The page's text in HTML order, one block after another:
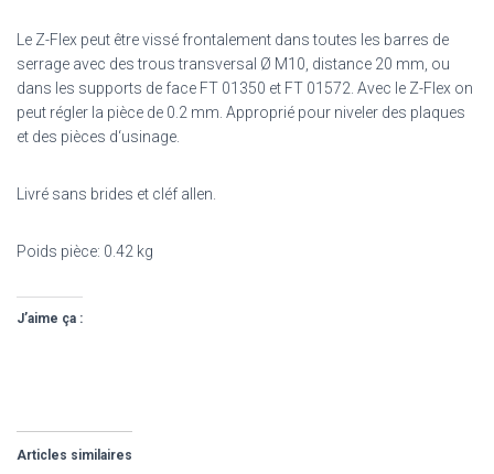
Le Z-Flex peut être vissé frontalement dans toutes les barres de
serrage avec des trous transversal Ø M10, distance 20 mm, ou
dans les supports de face FT 01350 et FT 01572. Avec le Z-Flex on
peut régler la pièce de 0.2 mm. Approprié pour niveler des plaques
et des pièces d‘usinage.
Livré sans brides et cléf allen.
Poids pièce: 0.42 kg
J’aime ça :
Articles similaires